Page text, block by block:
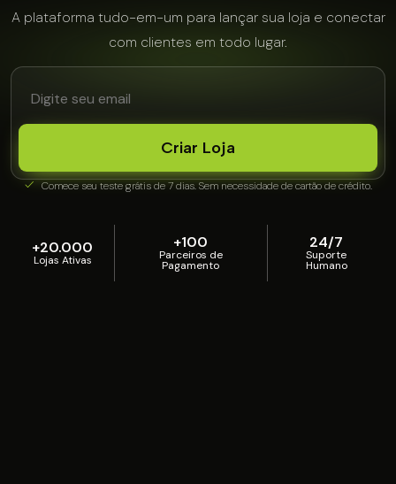
A plataforma tudo-em-um para lançar sua loja e conectar
com clientes em todo lugar.
Criar Loja
Comece seu teste grátis de 7 dias. Sem necessidade de cartão de crédito.
+20.000
Lojas Ativas
+100
Parceiros de
Pagamento
24/7
Suporte
Humano